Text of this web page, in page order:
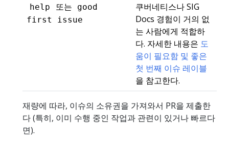
help 또는
good
first issue
쿠버네티스나 SIG
Docs 경험이 거의 없
는 사람에게 적합하
다. 자세한 내용은 도
움이 필요함 및 좋은
첫 번째 이슈 레이블
을 참고한다.
재량에 따라, 이슈의 소유권을 가져와서 PR을 제출한
다 (특히, 이미 수행 중인 작업과 관련이 있거나 빠르다
면).